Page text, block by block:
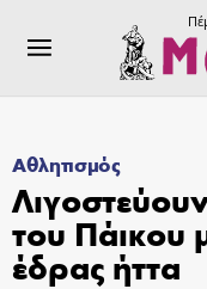
Αθλητισμός
του Πάικου
έδρας ήττα